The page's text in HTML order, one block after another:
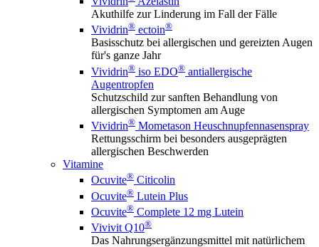
Akuthilfe zur Linderung im Fall der Fälle
Vividrin® ectoin®
Basisschutz bei allergischen und gereizten Augen
für's ganze Jahr
Vividrin® iso EDO® antiallergische
Augentropfen
Schutzschild zur sanften Behandlung von
allergischen Symptomen am Auge
Vividrin® Mometason Heuschnupfennasenspray
Rettungsschirm bei besonders ausgeprägten
allergischen Beschwerden
Vitamine
Ocuvite® Citicolin
Ocuvite® Lutein Plus
Ocuvite® Complete 12 mg Lutein
Vivivit Q10®
Das Nahrungsergänzungsmittel mit natürlichem